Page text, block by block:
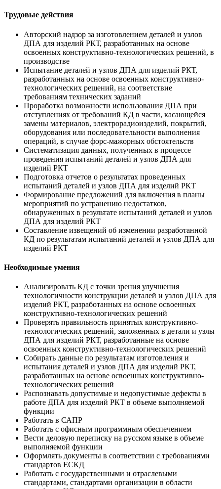
Трудовые действия
Авторский надзор за изготовлением деталей и узлов
ДПА для изделий РКТ, разработанных на основе
освоенных конструктивно-технологических решений, в
производстве
Испытание деталей и узлов ДПА для изделий РКТ,
разработанных на основе освоенных конструктивно-
технологических решений, на соответствие
требованиям технических заданий
Проработка возможности использования ДПА при
отступлениях от требований КД в части, касающейся
замены материалов, электрорадиоизделий, покрытий,
оборудования или последовательности выполнения
операций, в случае форс-мажорных обстоятельств
Систематизация данных, полученных в процессе
проведения испытаний деталей и узлов ДПА для
изделий РКТ
Подготовка отчетов о результатах проведенных
испытаний деталей и узлов ДПА для изделий РКТ
Формирование предложений для включения в планы
мероприятий по устранению недостатков,
обнаруженных в результате испытаний деталей и узлов
ДПА для изделий РКТ
Составление извещений об изменении разработанной
КД по результатам испытаний деталей и узлов ДПА для
изделий РКТ
Необходимые умения
Анализировать КД с точки зрения улучшения
технологичности конструкции деталей и узлов ДПА для
изделий РКТ, разработанных на основе освоенных
конструктивно-технологических решений
Проверять правильность принятых конструктивно-
технологических решений, заложенных в детали и узлы
ДПА для изделий РКТ, разработанные на основе
освоенных конструктивно-технологических решений
Собирать данные по результатам изготовления и
испытания деталей и узлов ДПА для изделий РКТ,
разработанных на основе освоенных конструктивно-
технологических решений
Распознавать допустимые и недопустимые дефекты в
работе ДПА для изделий РКТ в объеме выполняемой
функции
Работать в САПР
Работать с офисным программным обеспечением
Вести деловую переписку на русском языке в объеме
выполняемой функции
Оформлять документы в соответствии с требованиями
стандартов ЕСКД
Работать с государственными и отраслевыми
стандартами, стандартами организации в области